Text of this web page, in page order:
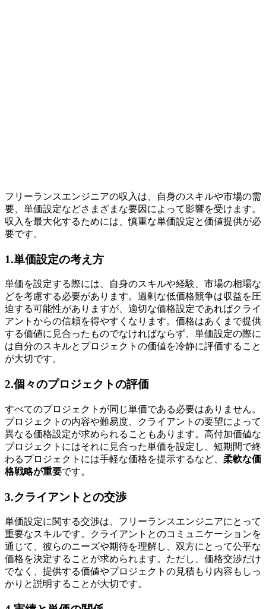
フリーランスエンジニアの収入は、自身のスキルや市場の需
要、単価設定などさまざまな要因によって影響を受けます。
収入を最大化するためには、慎重な単価設定と価値提供が必
要です。
1.単価設定の考え方
単価を設定する際には、自身のスキルや経験、市場の相場な
どを考慮する必要があります。過剰な低価格競争は収益を圧
迫する可能性がありますが、適切な価格設定であればクライ
アントからの信頼を得やすくなります。価格はあくまで提供
する価値に見合ったものでなければならず、単価設定の際に
は自分のスキルとプロジェクトの価値を冷静に評価すること
が大切です。
2.個々のプロジェクトの評価
すべてのプロジェクトが同じ単価である必要はありません。
プロジェクトの内容や難易度、クライアントの要望によって
異なる価格設定が求められることもあります。高付加価値な
プロジェクトにはそれに見合った単価を設定し、短期間で終
わるプロジェクトには手軽な価格を提示するなど、 柔軟な価
格戦略が重要です。
3.クライアントとの交渉
単価設定に関する交渉は、フリーランスエンジニアにとって
重要なスキルです。クライアントとのコミュニケーションを
通じて、彼らのニーズや期待を理解し、 双方にとって公平な
価格を決定することが求められます。 ただし、価格交渉だけ
でなく、提供する価値やプロジェクトの見積もり内容もしっ
かりと説明することが大切です。